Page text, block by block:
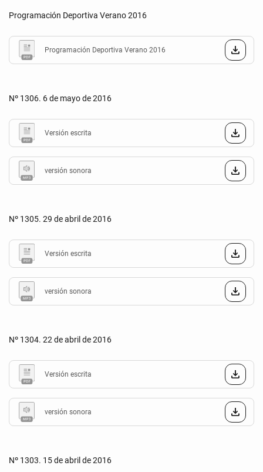
Programación Deportiva Verano 2016
Programación Deportiva Verano 2016
Nº 1306. 6 de mayo de 2016
Versión escrita
versión sonora
Nº 1305. 29 de abril de 2016
Versión escrita
versión sonora
Nº 1304. 22 de abril de 2016
Versión escrita
versión sonora
Nº 1303. 15 de abril de 2016